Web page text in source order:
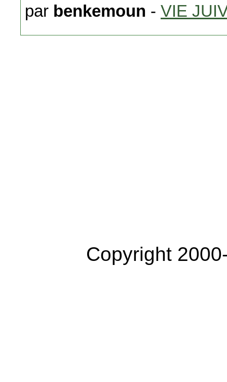
par benkemoun - VIE
Copyright